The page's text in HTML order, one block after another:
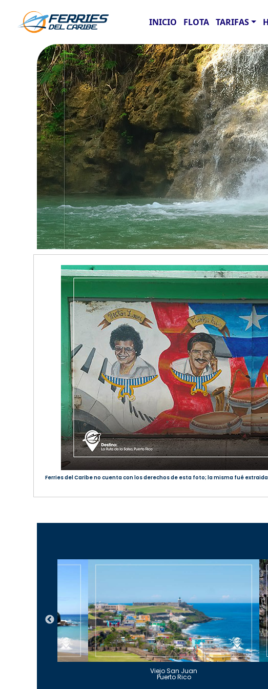
INICIO FLOTA TARIFAS
Ferries del Caribe no cuenta con los derechos de esta foto; la misma fué
Viejo San Juan
Puerto Rico